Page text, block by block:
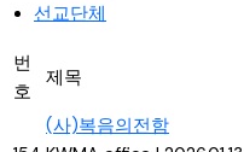
선교단체
번
호
제목
(사)복음의전함